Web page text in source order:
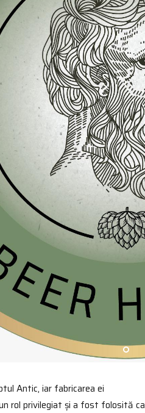
Antic, iar fabricarea ei
rol privilegiat și a fost folosită ca